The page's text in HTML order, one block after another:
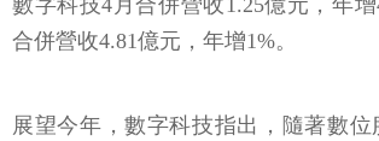
數字科技4月合併營收1.25億元，年增
合併營收4.81億元，年增1%。
展望今年，數字科技指出，隨著數位